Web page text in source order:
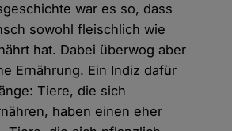
war es so, dass
sowohl fleischlich wie
hat. Dabei überwog aber
Ernährung. Ein Indiz dafür
Tiere, die sich
haben einen eher